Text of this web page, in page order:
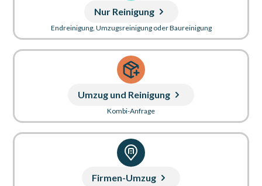
Nur Reinigung
Endreinigung, Umzugsreinigung oder Baureinigung
Umzug und Reinigung
Kombi-Anfrage
Firmen-Umzug